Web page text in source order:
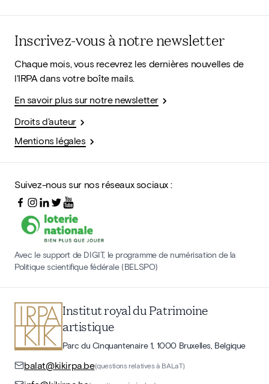
Inscrivez-vous à notre newsletter
Chaque mois, vous recevrez les dernières nouvelles de
l'IRPA dans votre boîte mails.
En savoir plus sur notre newsletter
Droits d'auteur
Mentions légales
Suivez-nous sur nos réseaux sociaux :
Avec le support de DIGIT, le programme de numérisation de la
Politique scientifique fédérale (BELSPO)
Institut royal du Patrimoine
artistique
Parc du Cinquantenaire 1, 1000 Bruxelles, Belgique
balat@kikirpa.be(questions relatives à BALaT)